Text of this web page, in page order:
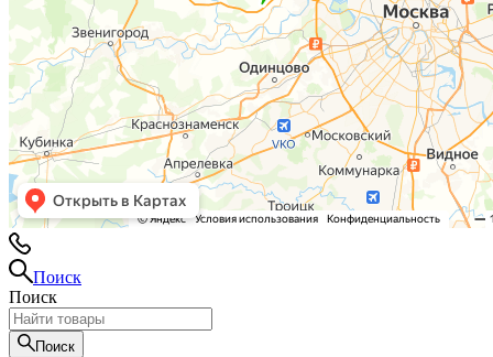
Поиск
Поиск
Поиск